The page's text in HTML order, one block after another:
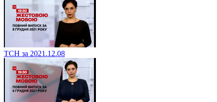
ТСН за 2021.12.08